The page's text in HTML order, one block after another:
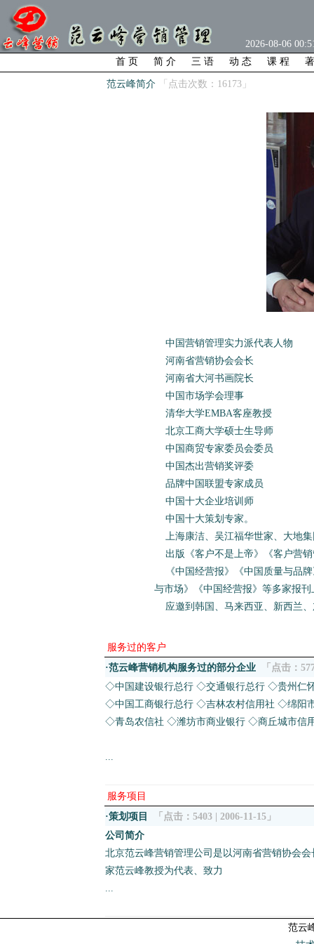
2026-08-06
首 页
简 介 三 语 动 态 课 程
范云峰简介 「点击次数：16173」
中国营销管理实力派代表人物
河南省营销协会会长
河南省大河书画院长
中国市场学会理事
清华大学EMBA客座教授
北京工商大学硕士生导师
中国商贸专家委员会委员
中国杰出营销奖评委
品牌中国联盟专家成员
中国十大企业培训师
中国十大策划专家。
上海康洁、吴江福华世家、大地
出版《客户不是上帝》《客户营销
《中国经营报》《中国质量与品牌
与市场》《中国经营报》等多家报刊
应邀到韩国、马来西亚、新西兰
服务过的客户
·范云峰营销机构服务过的部分企业
「点击：
◇中国建设银行总行 ◇交通银行总行 ◇贵州仁
◇中国工商银行总行 ◇吉林农村信用社 ◇绵阳
◇青岛农信社 ◇潍坊市商业银行 ◇商丘城市信
...
服务项目
·策划项目
「点击：5403 | 2006-11-15」
公司简介
北京范云峰营销管理公司是以河南省营销协会
家范云峰教授为代表、致力
...
范云